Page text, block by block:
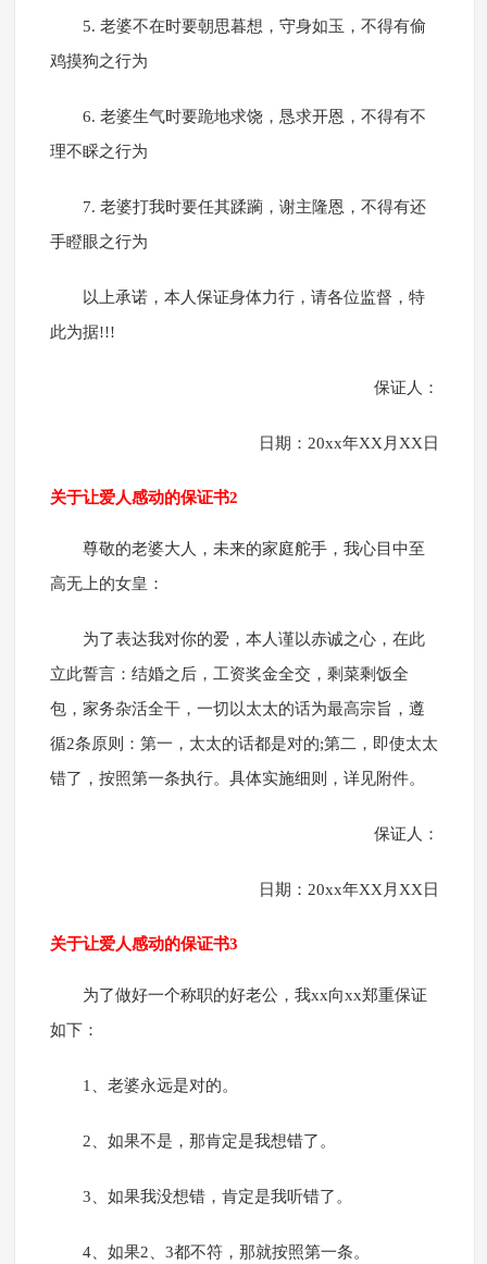
5. 老婆不在时要朝思暮想，守身如玉，不得有偷
鸡摸狗之行为
6. 老婆生气时要跪地求饶，恳求开恩，不得有不
理不睬之行为
7. 老婆打我时要任其蹂躏，谢主隆恩，不得有还
手瞪眼之行为
以上承诺，本人保证身体力行，请各位监督，特
此为据!!!
保证人：
日期：20xx年XX月XX日
关于让爱人感动的保证书2
尊敬的老婆大人，未来的家庭舵手，我心目中至
高无上的女皇：
为了表达我对你的爱，本人谨以赤诚之心，在此
立此誓言：结婚之后，工资奖金全交，剩菜剩饭全
包，家务杂活全干，一切以太太的话为最高宗旨，遵
循2条原则：第一，太太的话都是对的;第二，即使太太
错了，按照第一条执行。具体实施细则，详见附件。
保证人：
日期：20xx年XX月XX日
关于让爱人感动的保证书3
为了做好一个称职的好老公，我xx向xx郑重保证
如下：
1、老婆永远是对的。
2、如果不是，那肯定是我想错了。
3、如果我没想错，肯定是我听错了。
4、如果2、3都不符，那就按照第一条。